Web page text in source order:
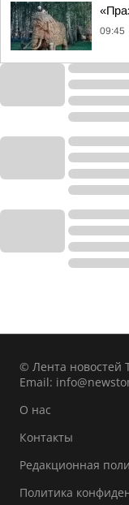
09:45
© Лента новостей
Email:
О нас
Контакты
Редакционная
Политика